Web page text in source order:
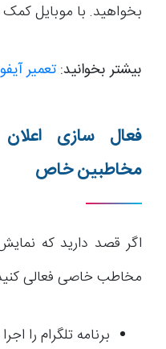
بخواهید. با موبایل
بیشتر بخوانید: تعمیر
فعال سازی
مخاطبین خاص
اگر قصد دارید که
مخاطب خاصی فعالی
برنامه تلگرام را